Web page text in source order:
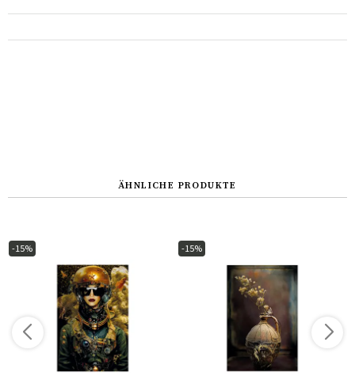
ÄHNLICHE PRODUKTE
-15% -15%